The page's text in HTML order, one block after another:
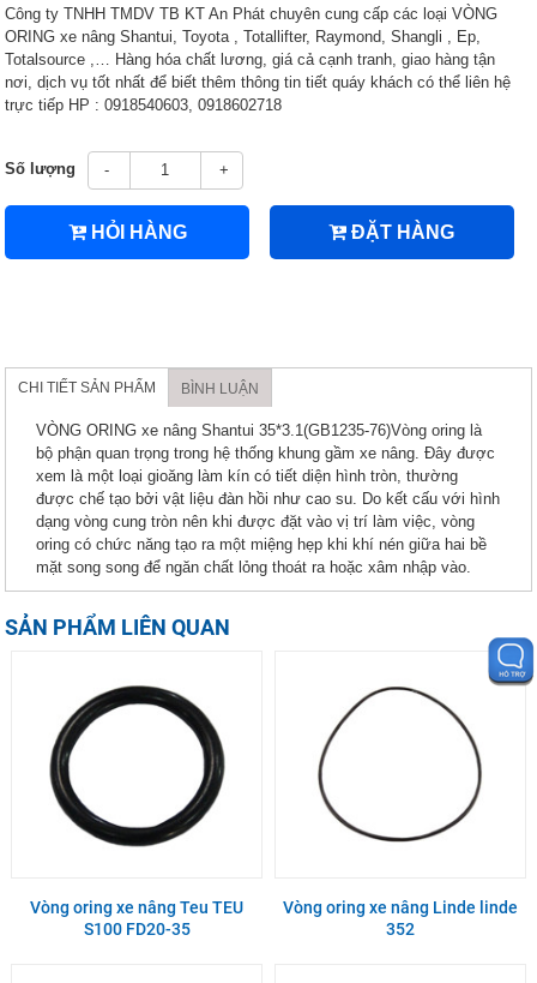
Công ty TNHH TMDV TB KT An Phát chuyên cung cấp các loại VÒNG
ORING xe nâng Shantui, Toyota , Totallifter, Raymond, Shangli , Ep,
Totalsource ,… Hàng hóa chất lương, giá cả cạnh tranh, giao hàng tận
nơi, dịch vụ tốt nhất để biết thêm thông tin tiết quáy khách có thể liên hệ
trực tiếp HP : 0918540603, 0918602718
Số lượng - +
HỎI HÀNG ĐẶT HÀNG
CHI TIẾT SẢN PHẨM BÌNH LUẬN
VÒNG ORING xe nâng Shantui 35*3.1(GB1235-76)Vòng oring là
bộ phận quan trọng trong hệ thống khung gầm xe nâng. Đây được
xem là một loại gioăng làm kín có tiết diện hình tròn, thường
được chế tạo bởi vật liệu đàn hồi như cao su. Do kết cấu với hình
dạng vòng cung tròn nên khi được đặt vào vị trí làm việc, vòng
oring có chức năng tạo ra một miệng hẹp khi khí nén giữa hai bề
mặt song song để ngăn chất lỏng thoát ra hoặc xâm nhập vào.
SẢN PHẨM LIÊN QUAN
Vòng oring xe nâng Teu TEU
S100 FD20-35
Vòng oring xe nâng Linde linde
352